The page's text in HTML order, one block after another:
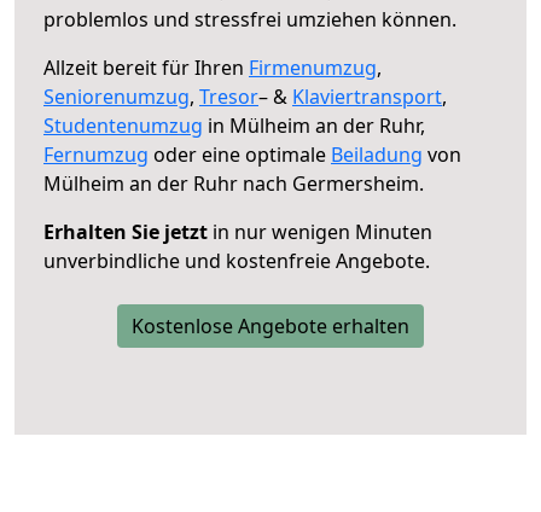
problemlos und stressfrei umziehen können.
Allzeit bereit für Ihren Firmenumzug,
Seniorenumzug, Tresor– & Klaviertransport,
Studentenumzug in Mülheim an der Ruhr,
Fernumzug oder eine optimale Beiladung von
Mülheim an der Ruhr nach Germersheim.
Erhalten Sie jetzt in nur wenigen Minuten
unverbindliche und kostenfreie Angebote.
Kostenlose Angebote erhalten